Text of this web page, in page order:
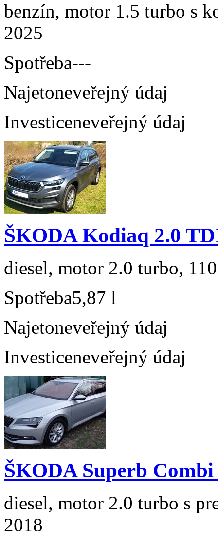
benzín, motor 1.5 turbo s
2025
Spotřeba---
Najetoneveřejný údaj
Investiceneveřejný údaj
ŠKODA Kodiaq 2.0
diesel, motor 2.0 turbo,
Spotřeba5,87 l
Najetoneveřejný údaj
Investiceneveřejný údaj
ŠKODA Superb
diesel, motor 2.0 turbo s
2018